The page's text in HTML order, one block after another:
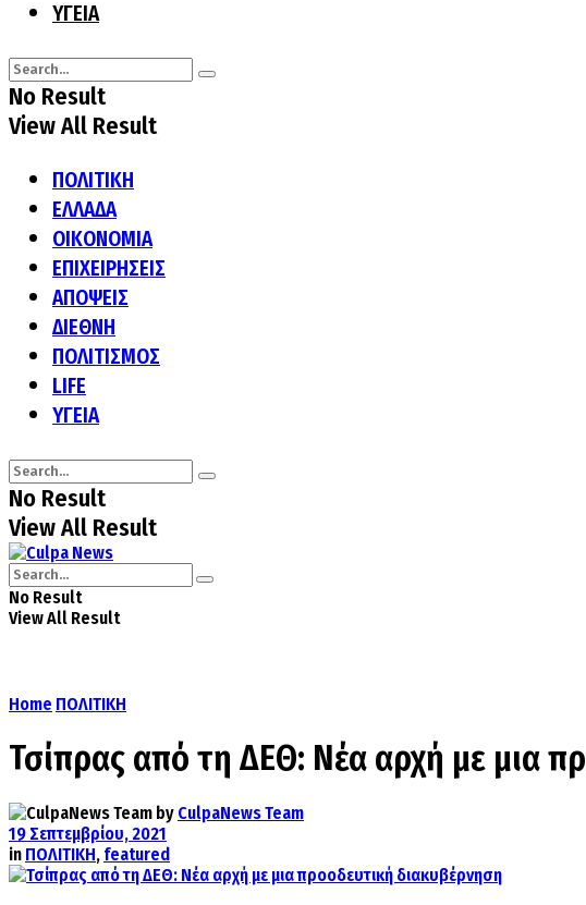
ΥΓΕΙΑ
No Result
View All Result
ΠΟΛΙΤΙΚΗ
ΕΛΛΑΔΑ
ΟΙΚΟΝΟΜΙΑ
ΕΠΙΧΕΙΡΗΣΕΙΣ
ΑΠΟΨΕΙΣ
ΔΙΕΘΝΗ
ΠΟΛΙΤΙΣΜΟΣ
LIFE
ΥΓΕΙΑ
No Result
View All Result
No Result
View All Result
Home ΠΟΛΙΤΙΚΗ
Τσίπρας από τη ΔΕΘ: Νέα αρχή με μια
by CulpaNews Team
19 Σεπτεμβρίου, 2021
in ΠΟΛΙΤΙΚΗ, featured